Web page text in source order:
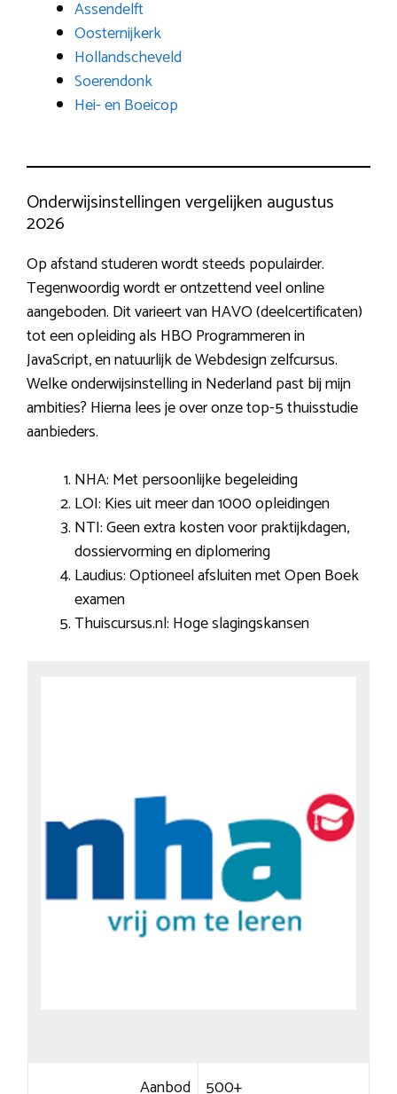
Assendelft
Oosternijkerk
Hollandscheveld
Soerendonk
Hei- en Boeicop
Onderwijsinstellingen vergelijken augustus
2026
Op afstand studeren wordt steeds populairder.
Tegenwoordig wordt er ontzettend veel online
aangeboden. Dit varieert van HAVO (deelcertificaten)
tot een opleiding als HBO Programmeren in
JavaScript, en natuurlijk de Webdesign zelfcursus.
Welke onderwijsinstelling in Nederland past bij mijn
ambities? Hierna lees je over onze top-5 thuisstudie
aanbieders.
NHA: Met persoonlijke begeleiding
LOI: Kies uit meer dan 1000 opleidingen
NTI: Geen extra kosten voor praktijkdagen,
dossiervorming en diplomering
Laudius: Optioneel afsluiten met Open Boek
examen
Thuiscursus.nl: Hoge slagingskansen
Aanbod 500+